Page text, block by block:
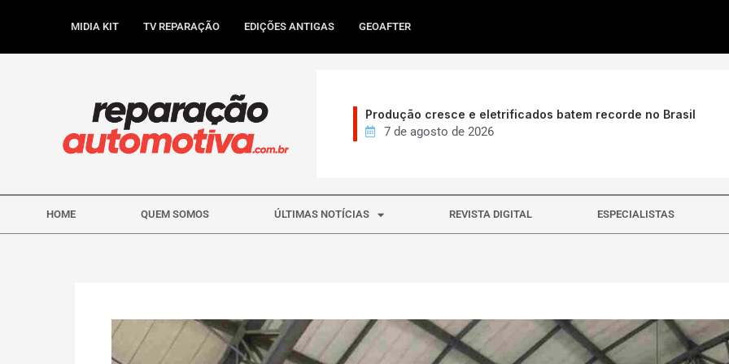
MIDIA KIT TV REPARAÇÃO EDIÇÕES ANTIGAS GEOAFTER
Produção cresce e eletrificados batem recorde no Brasil
7 de agosto de 2026
HOME QUEM SOMOS ÚLTIMAS NOTÍCIAS REVISTA DIGITAL ESPECIALISTAS